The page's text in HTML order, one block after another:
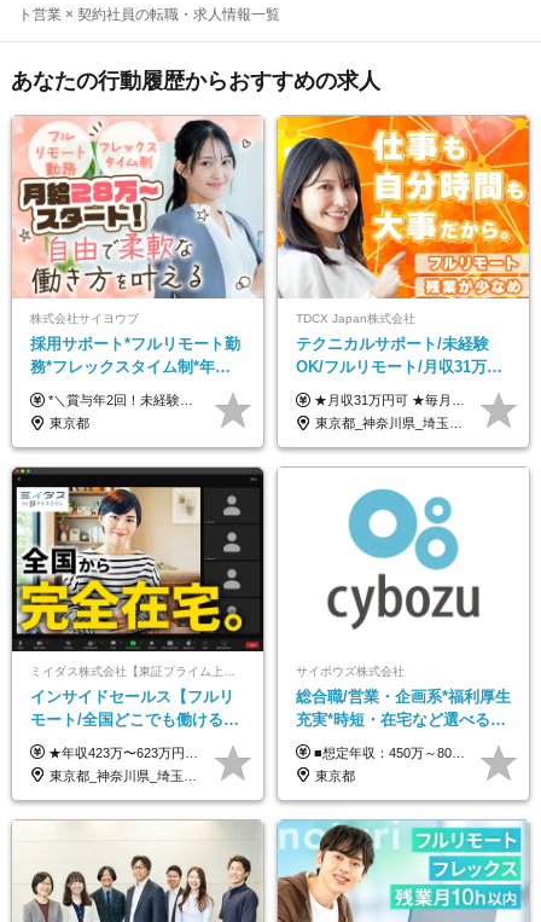
ト営業 × 契約社員の転職・求人情報一覧
あなたの行動履歴からおすすめの求人
株式会社サイヨウブ
採用サポート*フルリモート勤
務*フレックスタイム制*年休
120日*土日祝休み*残業ほぼな
し*育児中社員8割以上
*＼賞与年2回！未経験から月給28万円スタート／* ◆月給28万～40万円＋賞与年2回＋各種インセンティブ ※経験・スキルを考慮の上、決定します ※試用期間6ヶ月間あり（期間中は月給26万円～になります。その他待遇等に差異はありません） ※月給には月35時間分の固定残業代含む（月5万4800円/超過分別途支給） ※ほとんどのメンバーが残業ゼロです！フレックスタイム制のため、自分の生活に合わせて調整できます。 ＼希望性で土曜日出勤あり／ お客様より「土曜日に応募者の対応をしてほしい」という ご要望を受けた際に、応募者対応⇒求職者との メッセージのやり取りなど、対応が発生する場合があります。 ※土曜日に出勤いただく場合は ・2時間稼働：4500円 ・4時間稼働：9000円 の給与が発生。勤務時間が4時間超えることは原則ありません。 短期間で高い給与をGETできるチャンスです♪
東京都
TDCX Japan株式会社
テクニカルサポート/未経験
OK/フルリモート/月収31万円
可/月最大3万のインセンティ
ブ支給/平均年齢33歳
★月収31万円可 ★毎月「最大3万円」のインセンティブあり 月給266,228円～＋スキル手当（15,000円）＋インセンティブ（月最大3万円） ※月給例（月額最大額）：281,228 円＋残業代発生分 インセンティブを最大まで取得できた場合は、月額最大額：311,228円＋残業代発生分 となります ※経験・スキルなどを考慮し決定します ※残業代は1分単位で支給 ※試用期間3ヵ月あり（契約社員期間も給与・待遇に変更なし） ※インセンティブは効率性、顧客満足、勤怠状況等の結果により毎月金額が決定されます。 ＼”頑張り”はインセンティブで還元！／ 入社3ヶ月目から、目標数字やKPI、勤怠状況、お客様アンケートなどをもとに評価をスタート。 最短4ヶ月目にはインセンティブの支給も可能です！
東京都_神奈川県_埼玉県_千葉県_大阪府_愛知県_北海道_青森県_岩手県_宮城県_秋田県_山形県_福島県_茨城県_栃木県_群馬県_新潟県_山梨県_長野県_富山県_石川県_福井県_静岡県_岐阜県_三重県_兵庫県_京都府_滋賀県_奈良県_和歌山県_広島県_岡山県_鳥取県_島根県_山口県_徳島県_香川県_愛媛県_高知県_福岡県_熊本県_佐賀県_長崎県_大分県_宮崎県_鹿児島県_沖縄県
インサイドセールス【フルリ
モート/全国どこでも働ける】
未経験OK*土日祝休み*残業少
なめ*在宅勤務手当あり
★年収423万〜623万円のモデルあり（想定時間外手当10時間分含む） ★半年に一度ドカンと支給のボーナスあり（半年に1度最大150万円） 月給25万円〜＋各種手当＋インセンティブ ＊リモートワーク手当（4000円/月） ＊リモートワーク一時金（1万5000円） ＊残業手当全額支給 ※経験・スキルにより月給を決定します ※試用期間：2ヵ月あり。期間中の雇用形態・給与・待遇に変更はありません 《頑張りはインセンティブとして還元！》 当社は5段階の評価制度を導入。 半期に1回の評価で最高ランク（5点）を獲得したメンバーには、 150万円のインセンティブを支給！ これが半年に一度のインセンティブとして支給されるため、 成果を出した分だけまとまった収入を得られる仕組みです。 【固定残業代について】 なし（残業代は、実際の労働時間に応じて別途全額支給）
東京都_神奈川県_埼玉県_千葉県_大阪府_愛知県_北海道_青森県_岩手県_宮城県_秋田県_山形県_福島県_茨城県_栃木県_群馬県_新潟県_山梨県_長野県_富山県_石川県_福井県_静岡県_岐阜県_三重県_兵庫県_京都府_滋賀県_奈良県_和歌山県_広島県_岡山県_鳥取県_島根県_山口県_徳島県_香川県_愛媛県_高知県_福岡県_熊本県_佐賀県_長崎県_大分県_宮崎県_鹿児島県_沖縄県
サイボウズ株式会社
総合職/営業・企画系*福利厚生
充実*時短・在宅など選べる働
き方*賞与年2回
■想定年収：450万～800万円（基本給12ヶ月分＋賞与2ヶ月分） ※上記想定年収はフルタイムの働き方を想定しています。 それ以外の働き方（勤務日数、時短、固定残業時間数の変更など）の場合 上記想定年収の支給を確約するものではありません ※賞与は全社の業績に応じて変動の可能性があります ※ご経験・スキルを考慮のうえ、当社規定により優遇します （試用期間3ヶ月有/給与・待遇に差異なし） ■昇給年1回 ■賞与年2回（2月・8月）
東京都